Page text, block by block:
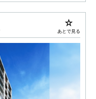
あとで見る